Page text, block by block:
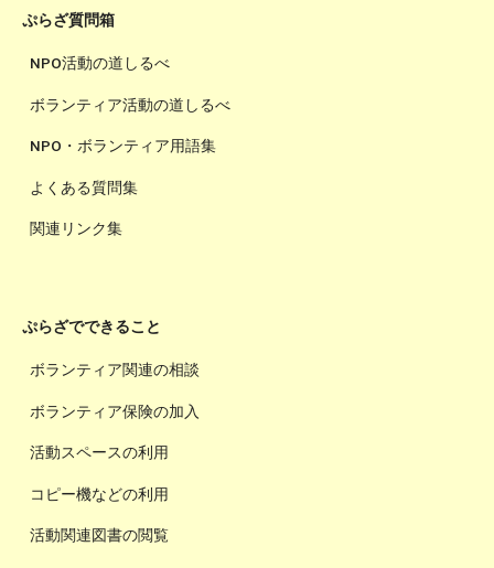
ぷらざ質問箱
NPO活動の道しるべ
ボランティア活動の道しるべ
NPO・ボランティア用語集
よくある質問集
関連リンク集
ぷらざでできること
ボランティア関連の相談
ボランティア保険の加入
活動スペースの利用
コピー機などの利用
活動関連図書の閲覧